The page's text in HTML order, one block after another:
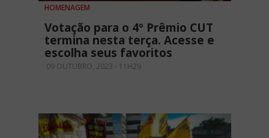
HOMENAGEM
Votação para o 4º Prêmio CUT
termina nesta terça. Acesse e
escolha seus favoritos
09 OUTUBRO, 2023 - 11H29